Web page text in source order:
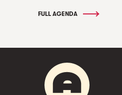
FULL AGENDA